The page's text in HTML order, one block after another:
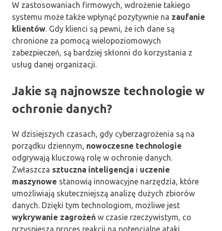
W zastosowaniach firmowych, wdrożenie takiego
systemu może także wpłynąć pozytywnie na zaufanie
klientów. Gdy klienci są pewni, że ich dane są
chronione za pomocą wielopoziomowych
zabezpieczeń, są bardziej skłonni do korzystania z
usług danej organizacji.
Jakie są najnowsze technologie w
ochronie danych?
W dzisiejszych czasach, gdy cyberzagrożenia są na
porządku dziennym, nowoczesne technologie
odgrywają kluczową rolę w ochronie danych.
Zwłaszcza sztuczna inteligencja i uczenie
maszynowe stanowią innowacyjne narzędzia, które
umożliwiają skuteczniejszą analizę dużych zbiorów
danych. Dzięki tym technologiom, możliwe jest
wykrywanie zagrożeń w czasie rzeczywistym, co
przyspiesza proces reakcji na potencjalne ataki.